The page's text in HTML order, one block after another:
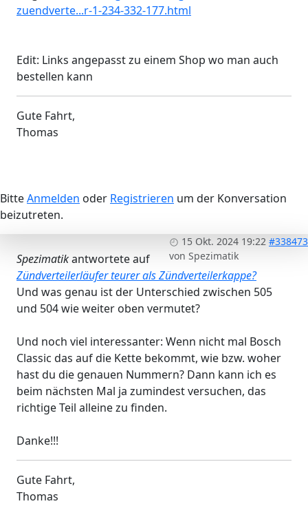
zuendverte...r-1-234-332-177.html
Edit: Links angepasst zu einem Shop wo man auch
bestellen kann
Gute Fahrt,
Thomas
BitteAnmelden oder Registrieren um der Konversation
beizutreten.
15 Okt. 2024 19:22 #338473
von Spezimatik
Spezimatikantwortete auf
Zündverteilerläufer teurer als Zündverteilerkappe?
Und was genau ist der Unterschied zwischen 505
und 504 wie weiter oben vermutet?
Und noch viel interessanter: Wenn nicht mal Bosch
Classic das auf die Kette bekommt, wie bzw. woher
hast du die genauen Nummern? Dann kann ich es
beim nächsten Mal ja zumindest versuchen, das
richtige Teil alleine zu finden.
Danke!!!
Gute Fahrt,
Thomas